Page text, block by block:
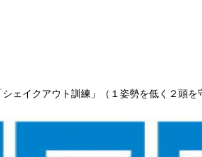
ェイクアウト訓練」（１姿勢を低く２頭